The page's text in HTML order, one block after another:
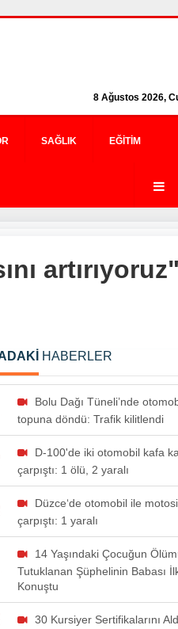
8 Ağustos 2026,
SAĞLIK EĞITIM
artırıyoruz"
HABERLER
Bolu Dağı Tüneli’nde
topuna döndü: Trafik kilitlendi
D-100'de iki otomobil kafa
çarpıştı: 1 ölü, 2 yaralı
Düzce‘de otomobil ile
çarpıştı: 1 yaralı
14 Yaşındaki Çocuğun
Tutuklanan Şüphelinin Babası
Konuştu
30 Kursiyer Sertifikalarını